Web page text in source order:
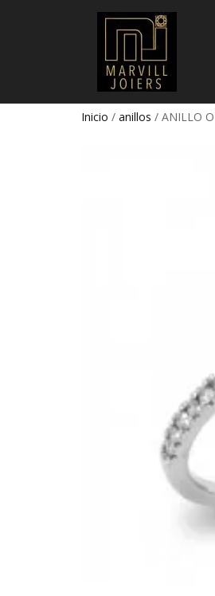
Inicio / anillos / ANILLO